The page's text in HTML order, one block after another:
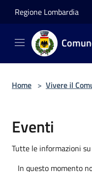
Regione Lombardia
Home > Vivere il
Eventi
Tutte le informazioni
In questo momento